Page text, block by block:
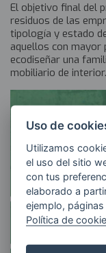
El objetivo final del
residuos de las
tipología y estado
aquellos con mayor
ecodiseñar una
mobiliario de interior.
Uso de
Utilizamos
el uso del sitio
con tus
elaborado a
ejemplo,
Política de